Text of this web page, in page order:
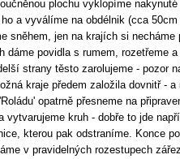
plochu vyklopíme nakynuté
a vyválíme na obdélnik (cca
sněhem, jen na krajích si necháme
dáme povidla s rumem, rozetřeme
strany těsto zarolujeme - pozor
kraje předem založila dovnitř - a
opatrně přesneme na
vytvarujeme kruh - dobře to jde
kterou pak odstraníme. Konce
v pravidelných rozestupech